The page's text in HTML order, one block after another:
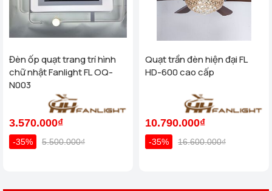
Đèn ốp quạt trang trí hình
chữ nhật Fanlight FL OQ-
N003
3.570.000₫
-35% 5.500.000₫
Quạt trần đèn hiện đại FL
HD-600 cao cấp
10.790.000₫
-35% 16.600.000₫